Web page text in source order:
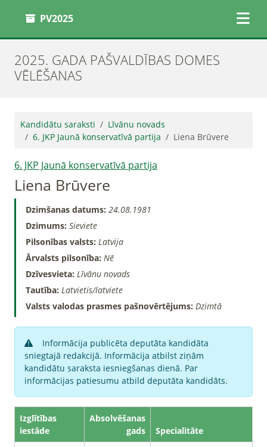
PV2025
2025. GADA PAŠVALDĪBAS DOMES
VĒLĒŠANAS
Kandidātu saraksti
Līvānu novads
6. JKP Jaunā konservatīvā partija
Liena Brūvere
6. JKP Jaunā konservatīvā partija
Liena Brūvere
Dzimšanas datums: 24.08.1981
Dzimums: Sieviete
Pilsonības valsts: Latvija
Ārvalsts pilsonība: Nē
Dzīvesvieta: Līvānu novads
Tautība: Latvietis/latviete
Valsts valodas prasmes pašnovērtējums: Dzimtā
Informācija publicēta deputāta kandidāta
sniegtajā redakcijā. Informācija atbilst ziņām
kandidātu saraksta iesniegšanas dienā. Par
informācijas patiesumu atbild deputāta kandidāts.
Izglītības
iestāde
Absolvēšanas
gads
Specialitāte